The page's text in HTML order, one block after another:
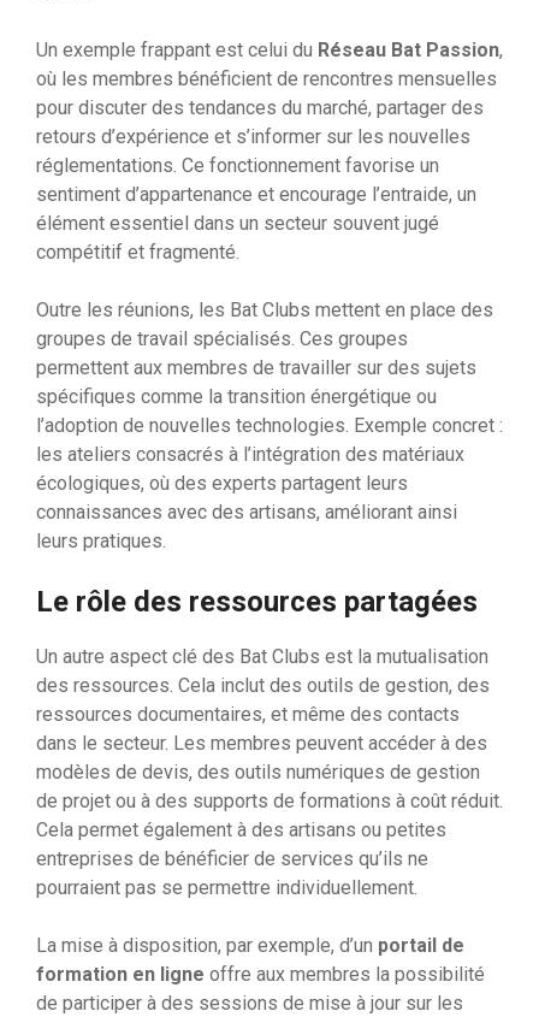
Un exemple frappant est celui du Réseau Bat Passion,
où les membres bénéficient de rencontres mensuelles
pour discuter des tendances du marché, partager des
retours d’expérience et s’informer sur les nouvelles
réglementations. Ce fonctionnement favorise un
sentiment d’appartenance et encourage l’entraide, un
élément essentiel dans un secteur souvent jugé
compétitif et fragmenté.
Outre les réunions, les Bat Clubs mettent en place des
groupes de travail spécialisés. Ces groupes
permettent aux membres de travailler sur des sujets
spécifiques comme la transition énergétique ou
l’adoption de nouvelles technologies. Exemple concret :
les ateliers consacrés à l’intégration des matériaux
écologiques, où des experts partagent leurs
connaissances avec des artisans, améliorant ainsi
leurs pratiques.
Le rôle des ressources partagées
Un autre aspect clé des Bat Clubs est la mutualisation
des ressources. Cela inclut des outils de gestion, des
ressources documentaires, et même des contacts
dans le secteur. Les membres peuvent accéder à des
modèles de devis, des outils numériques de gestion
de projet ou à des supports de formations à coût réduit.
Cela permet également à des artisans ou petites
entreprises de bénéficier de services qu’ils ne
pourraient pas se permettre individuellement.
La mise à disposition, par exemple, d’un portail de
formation en ligne offre aux membres la possibilité
de participer à des sessions de mise à jour sur les